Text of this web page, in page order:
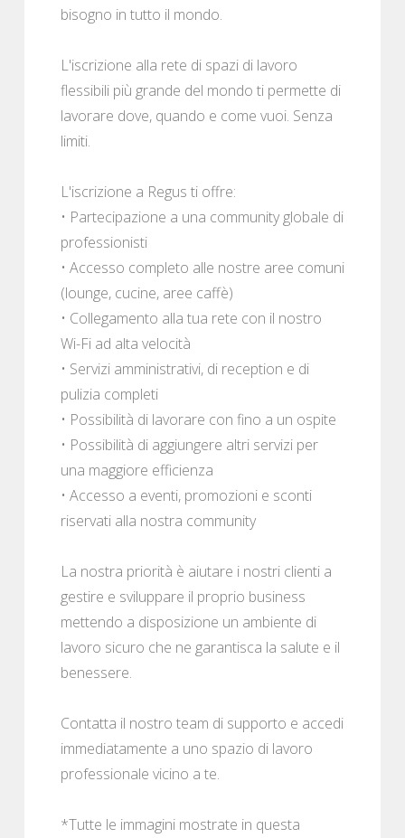
bisogno in tutto il mondo.
L'iscrizione alla rete di spazi di lavoro
flessibili più grande del mondo ti permette di
lavorare dove, quando e come vuoi. Senza
limiti.
L'iscrizione a Regus ti offre:
• Partecipazione a una community globale di
professionisti
• Accesso completo alle nostre aree comuni
(lounge, cucine, aree caffè)
• Collegamento alla tua rete con il nostro
Wi-Fi ad alta velocità
• Servizi amministrativi, di reception e di
pulizia completi
• Possibilità di lavorare con fino a un ospite
• Possibilità di aggiungere altri servizi per
una maggiore efficienza
• Accesso a eventi, promozioni e sconti
riservati alla nostra community
La nostra priorità è aiutare i nostri clienti a
gestire e sviluppare il proprio business
mettendo a disposizione un ambiente di
lavoro sicuro che ne garantisca la salute e il
benessere.
Contatta il nostro team di supporto e accedi
immediatamente a uno spazio di lavoro
professionale vicino a te.
*Tutte le immagini mostrate in questa